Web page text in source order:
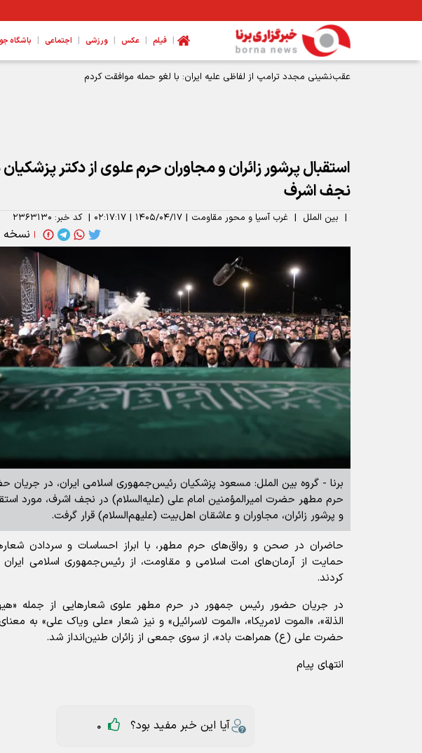
| فیلم | عکس | ورزشی | اجتماعی | باشگاه
استقبال پرشور زائران و مجاوران حرم علوی از دکتر پزشکیان
نجف اشرف
| بین الملل | غرب آسیا و محور مقاومت | ۱۴۰۵/۰۴/۱۷ | ۰۲:۱۷:۱۷ | کد خبر: ۲۳۶۳۱۳۰
| نسخه
برنا - گروه بین الملل: مسعود پزشکیان رئیس‌جمهوری اسلامی ایران، در جریان
حرم مطهر حضرت امیرالمؤمنین امام علی (علیه‌السلام) در نجف اشرف، مورد
و پرشور زائران، مجاوران و عاشقان اهل‌بیت (علیهم‌السلام) قرار گرفت.
حاضران در صحن و رواق‌های حرم مطهر، با ابراز احساسات و سردادن
حمایت از آرمان‌های امت اسلامی و مقاومت، از رئیس‌جمهوری اسلامی ایران
کردند.
در جریان حضور رئیس جمهور در حرم مطهر علوی شعارهایی از جمله
الذلة»، «الموت لامریکا»، «الموت لاسرائیل» و نیز شعار «علی ویاک علی» به
حضرت علی (ع) همراهت باد»، از سوی جمعی از زائران طنین‌انداز شد.
انتهای پیام
آیا این خبر مفید بود؟ 0